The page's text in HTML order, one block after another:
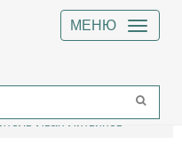
МЕНЮ
Иван Литвинов